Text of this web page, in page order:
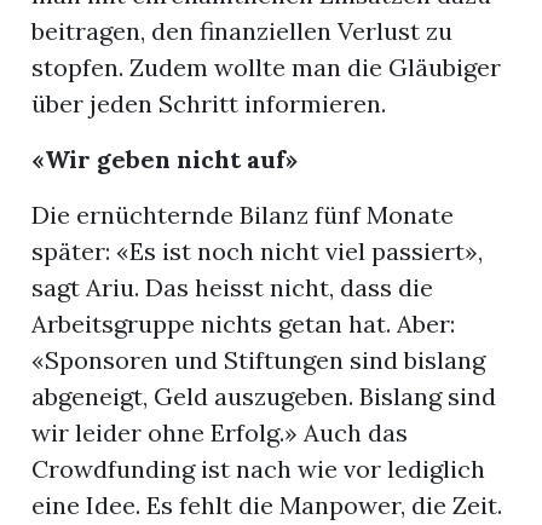
beitragen, den finanziellen Verlust zu
stopfen. Zudem wollte man die Gläubiger
über jeden Schritt informieren.
«Wir geben nicht auf»
Die ernüchternde Bilanz fünf Monate
später: «Es ist noch nicht viel passiert»,
sagt Ariu. Das heisst nicht, dass die
Arbeitsgruppe nichts getan hat. Aber:
«Sponsoren und Stiftungen sind bislang
abgeneigt, Geld auszugeben. Bislang sind
wir leider ohne Erfolg.» Auch das
Crowdfunding ist nach wie vor lediglich
eine Idee. Es fehlt die Manpower, die Zeit.